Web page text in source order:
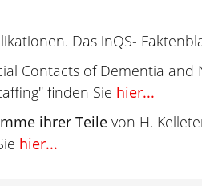
Das inQS-
Contacts of Dementia
finden Sie hier...
ihrer Teile von H.
hier...